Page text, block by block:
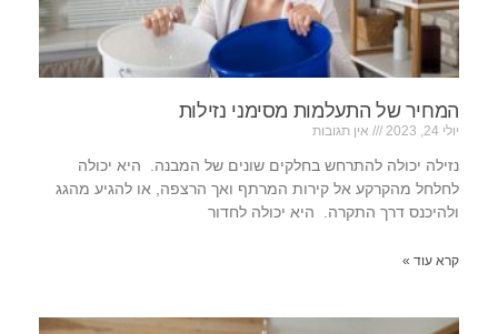
המחיר של התעלמות מסימני נזילות
יולי 24, 2023 אין תגובות
נזילה יכולה להתרחש בחלקים שונים של המבנה. היא יכולה
לחלחל מהקרקע אל קירות המרתף ואך הרצפה, או להגיע מהגג
ולהיכנס דרך התקרה. היא יכולה לחדור
קרא עוד »